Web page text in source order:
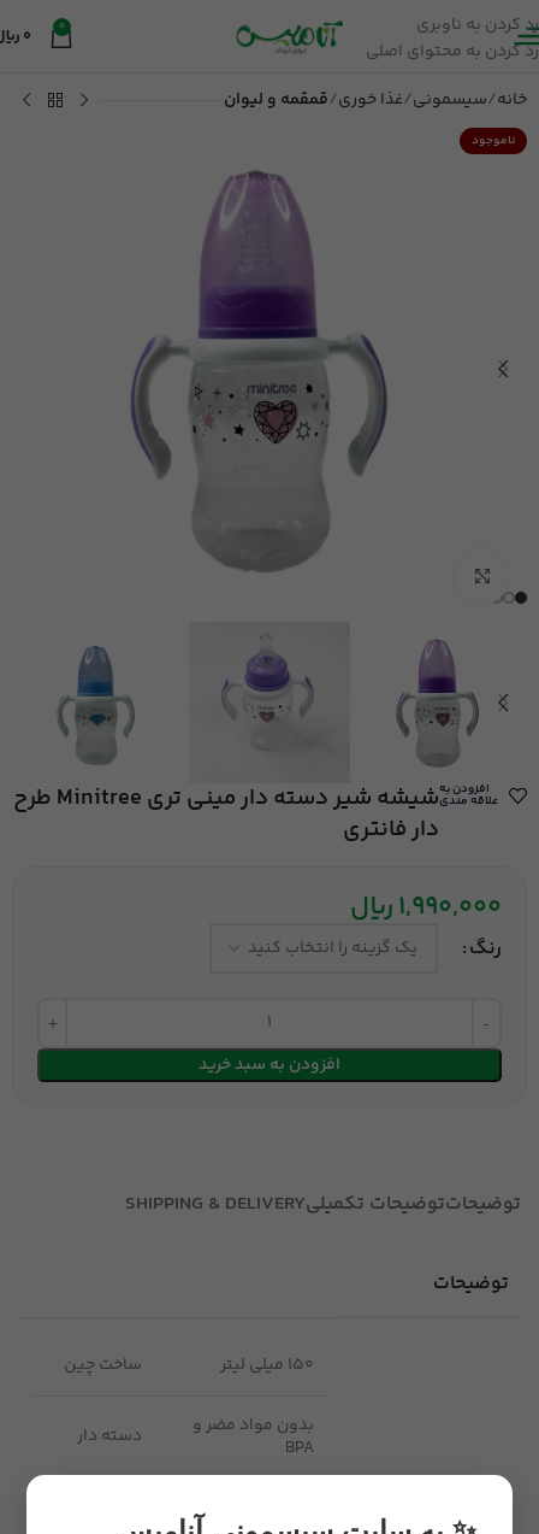
رد کردن به ناوبری
رد کردن به محتوای اصلی
0
0
خانه سیسمونی غذا خوری قمقمه و لیوان
ناموجود
افزودن به
علاقه مندی
شیشه شیر دسته دار مینی تری Minitree طرح
دار فانتری
1,990,000ریال
رنگ
افزودن به سبد خرید
توضیحاتتوضیحات تکمیلیSHIPPING & DELIVERY
توضیحات
مشخصات
150 میلی لیتر ساخت چین
بدون مواد مضر و
BPA
دسته دار
رنگ صورتی ، آبی ،